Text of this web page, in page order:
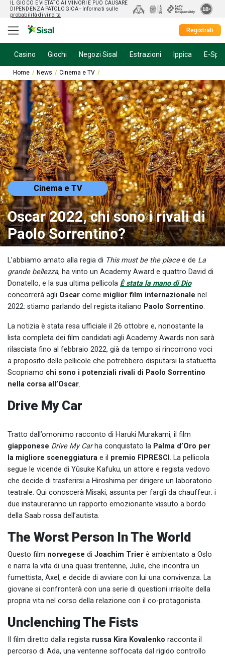
IL GIOCO È VIETATO AI MINORI E PUÒ CAUSARE
DIPENDENZA PATOLOGICA - Informati sulle
probabilità di vincita
Registrati
Casino Giochi Negozi Sisal Estrazioni Ippica E-
Home News Cinema e TV
Cinema e TV
Oscar 2022, chi sono i rivali di
Paolo Sorrentino?
L’abbiamo amato alla regia di This must be the placee de La
grande bellezza, ha vinto un Academy Award e quattro David di
Donatello, e la sua ultima pellicola È stata la mano di Dio
concorrerà agli Oscar come miglior film internazionale nel
2022: stiamo parlando del regista italiano Paolo Sorrentino.
La notizia è stata resa ufficiale il 26 ottobre e, nonostante la
lista completa dei film candidati agli Academy Awards non sarà
rilasciata fino al febbraio 2022, già da tempo si rincorrono voci
a proposito delle pellicole che potrebbero disputarsi la statuetta.
Scopriamo chi sono i potenziali rivali di Paolo Sorrentino
nella corsa all’Oscar.
Drive My Car
Tratto dall’omonimo racconto di Haruki Murakami, il film
giapponese Drive My Carha conquistato la Palma d’Oro per
la migliore sceneggiatura e il premio FIPRESCI . La pellicola
segue le vicende di Yûsuke Kafuku, un attore e regista vedovo
che decide di trasferirsi a Hiroshima per dirigere un laboratorio
teatrale. Qui conoscerà Misaki, assunta per fargli da chauffeur: i
due instaureranno un rapporto emozionante vissuto a bordo
della Saab rossa dell’autista.
The Worst Person In The World
Questo film norvegese di Joachim Trier è ambientato a Oslo
e narra la vita di una quasi trentenne, Julie, che incontra un
fumettista, Axel, e decide di avviare con lui una convivenza. La
giovane si confronterà con una serie di questioni irrisolte della
propria vita nel corso della relazione con il co-protagonista.
Unclenching The Fists
Il film diretto dalla regista russa Kira Kovalenko racconta il
percorso di Ada, una ventenne soffocata dal rigido controllo